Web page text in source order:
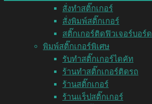
สั่งทำสติ๊กเกอร์
สั่งพิมพ์สติ๊กเกอร์
สติ๊กเกอร์ติดฟิวเจอร์บอร์ด
พิมพ์สติ๊กเกอร์พิเศษ
รับทำสติ๊กเกอร์ไดคัท
ร้านทำสติ๊กเกอร์ติดรถ
ร้านสติ๊กเกอร์
ร้านแร็ปสติ๊กเกอร์